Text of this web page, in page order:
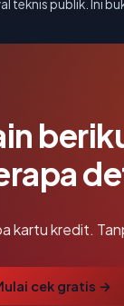
teknis publik. Ini
kartu kredit.
cek gratis →